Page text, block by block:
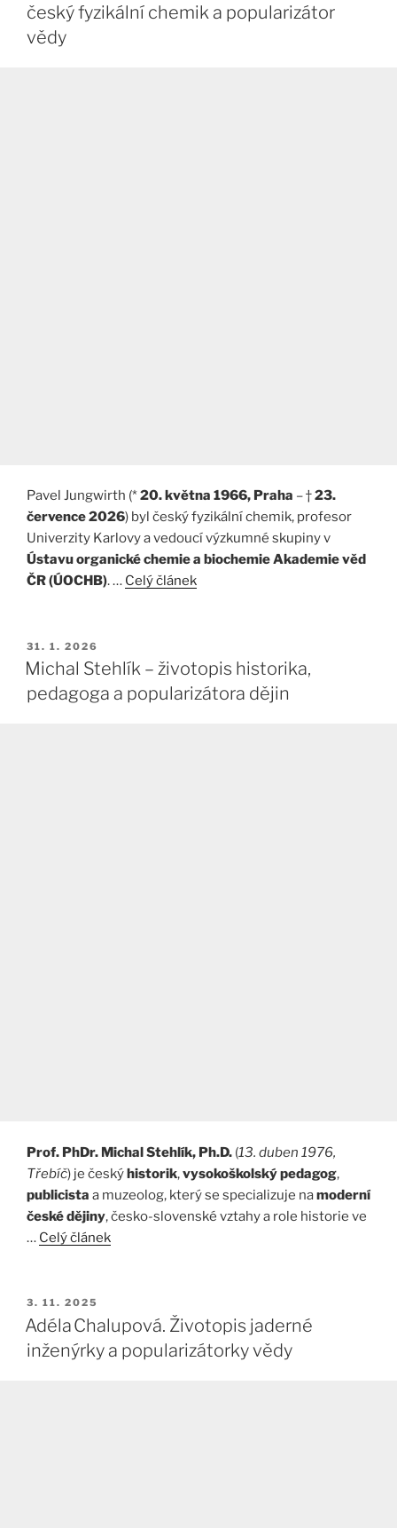
český fyzikální chemik a popularizátor
vědy
Pavel Jungwirth (*20. května 1966, Praha – †23.
července 2026) byl český fyzikální chemik, profesor
Univerzity Karlovy a vedoucí výzkumné skupiny v
Ústavu organické chemie a biochemie Akademie věd
ČR (ÚOCHB). … Celý článek
PUBLIKOVÁNO
31. 1. 2026
Michal Stehlík – životopis historika,
pedagoga a popularizátora dějin
Prof. PhDr. Michal Stehlík, Ph.D. (13. duben 1976,
Třebíč) je českýhistorik,vysokoškolský pedagog,
publicista a muzeolog, který se specializuje namoderní
české dějiny, česko-slovenské vztahy a role historie ve
… Celý článek
PUBLIKOVÁNO
3. 11. 2025
Adéla Chalupová. Životopis jaderné
inženýrky a popularizátorky vědy